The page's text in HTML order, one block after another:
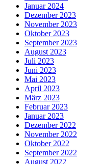
Januar 2024
Dezember 2023
November 2023
Oktober 2023
September 2023
August 2023
Juli 2023
Juni 2023
Mai 2023
April 2023
März 2023
Februar 2023
Januar 2023
Dezember 2022
November 2022
Oktober 2022
September 2022
August 2022